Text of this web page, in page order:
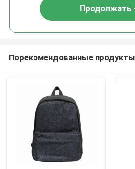
Продолжать
Порекомендованные продукты